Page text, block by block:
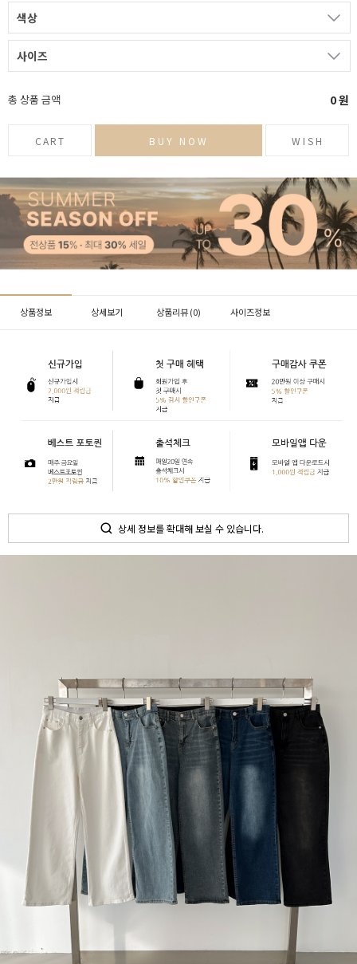
색상
사이즈
총 상품 금액 0원
CART BUY NOW WISH
상품정보 상세보기 상품리뷰 (0) 사이즈정보
상세 정보를 확대해 보실 수 있습니다.